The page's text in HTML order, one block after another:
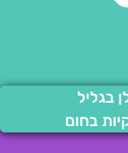
בגליל
בחום